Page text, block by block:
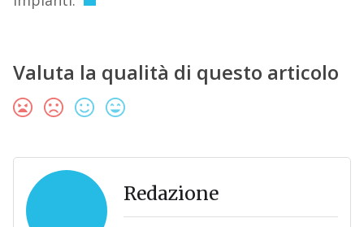
Valuta la qualità di questo articolo
Redazione